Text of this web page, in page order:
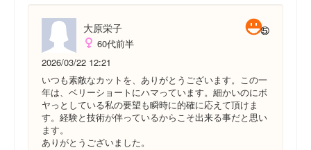
大原栄子
60代前半
2026/03/22 12:21
いつも素敵なカットを、ありがとうございます。この一
年は、ベリーショートにハマっています。細かいのにボ
ヤっとしている私の要望も瞬時に的確に応えて頂けま
す。経験と技術が伴っているからこそ出来る事だと思い
ます。
ありがとうございました。